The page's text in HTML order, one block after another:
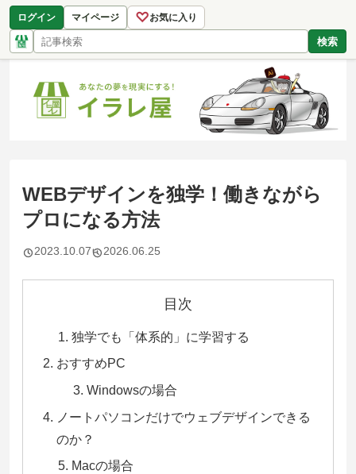
ログイン マイページ ♡お気に入り
検索
WEBデザインを独学！働きながら
プロになる方法
2023.10.07 2026.06.25
目次
独学でも「体系的」に学習する
おすすめPC
Windowsの場合
ノートパソコンだけでウェブデザインできる
のか？
Macの場合